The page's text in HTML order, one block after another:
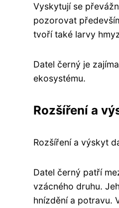
Vyskytují se
pozorovat
tvoří také larvy
Datel černý je
ekosystému.
Rozšíření a
Rozšíření a výskyt
Datel černý patří
vzácného druhu.
hnízdění a potravu.